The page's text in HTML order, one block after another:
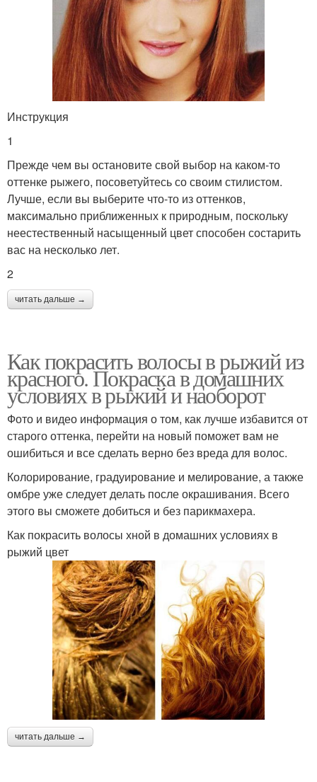
Инструкция
1
Прежде чем вы остановите свой выбор на каком-то
оттенке рыжего, посоветуйтесь со своим стилистом.
Лучше, если вы выберите что-то из оттенков,
максимально приближенных к природным, поскольку
неестественный насыщенный цвет способен состарить
вас на несколько лет.
2
читать дальше →
Как покрасить волосы в рыжий из
красного. Покраска в домашних
условиях в рыжий и наоборот
Фото и видео информация о том, как лучше избавится от
старого оттенка, перейти на новый поможет вам не
ошибиться и все сделать верно без вреда для волос.
Колорирование, градуирование и мелирование, а также
омбре уже следует делать после окрашивания. Всего
этого вы сможете добиться и без парикмахера.
Как покрасить волосы хной в домашних условиях в
рыжий цвет
читать дальше →